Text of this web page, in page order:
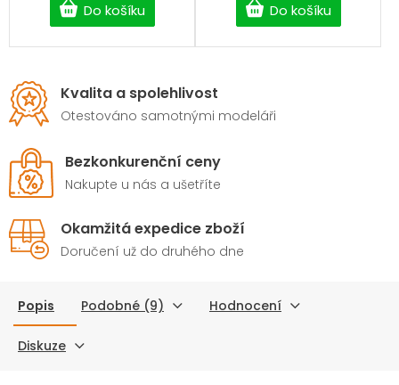
Do košíku Do košíku
Kvalita a spolehlivost
Otestováno samotnými modeláři
Bezkonkurenční ceny
Nakupte u nás a ušetříte
Okamžitá expedice zboží
Doručení už do druhého dne
Popis Podobné (9) Hodnocení
Diskuze